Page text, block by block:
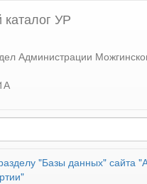
УР
Администрации
"Базы данных" сайта